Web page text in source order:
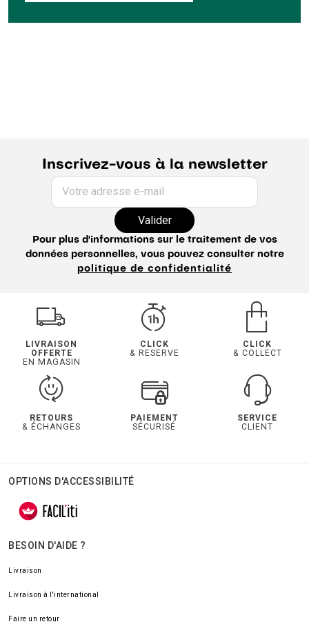
Inscrivez-vous à la newsletter
Votre adresse e-mail
Valider
Pour plus d'informations sur le traitement de vos
données personnelles, vous pouvez consulter notre
politique de confidentialité
LIVRAISON
OFFERTE
EN MAGASIN
CLICK
& RESERVE
CLICK
& COLLECT
RETOURS
& ÉCHANGES
PAIEMENT
SÉCURISÉ
SERVICE
CLIENT
OPTIONS D'ACCESSIBILITÉ
BESOIN D'AIDE ?
Livraison
Livraison à l'international
Faire un retour